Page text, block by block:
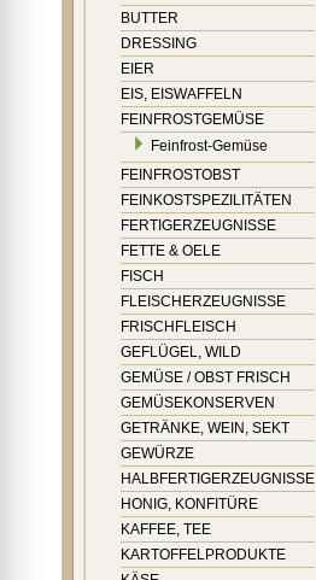
BUTTER
DRESSING
EIER
EIS, EISWAFFELN
FEINFROSTGEMÜSE
Feinfrost-Gemüse
FEINFROSTOBST
FEINKOSTSPEZILITÄTEN
FERTIGERZEUGNISSE
FETTE & OELE
FISCH
FLEISCHERZEUGNISSE
FRISCHFLEISCH
GEFLÜGEL, WILD
GEMÜSE / OBST FRISCH
GEMÜSEKONSERVEN
GETRÄNKE, WEIN, SEKT
GEWÜRZE
HALBFERTIGERZEUGNISSE
HONIG, KONFITÜRE
KAFFEE, TEE
KARTOFFELPRODUKTE